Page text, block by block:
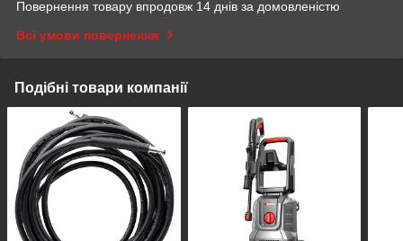
Повернення товару впродовж 14 днів за домовленістю
Всі умови повернення
Подібні товари компанії